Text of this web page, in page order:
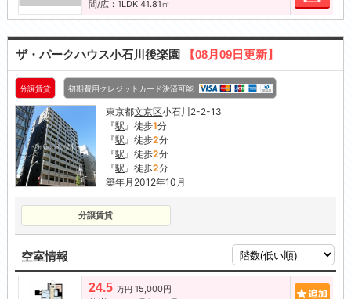
間/広：1LDK 41.81㎡
ザ・パークハウス小石川後楽園 【08月09日更新】
分譲賃貸 初期費用クレジットカード決済可能
東京都文京区小石川2-2-13
『駅』徒歩1分
『駅』徒歩2分
『駅』徒歩2分
『駅』徒歩2分
築年月2012年10月
分譲賃貸
空室情報
24.5 万円 15,000円